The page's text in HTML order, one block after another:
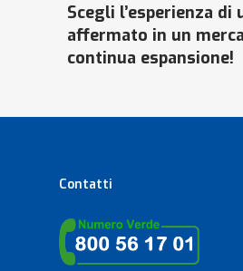
Scegli l’esperienza di
affermato in un
continua espansione!
Contatti